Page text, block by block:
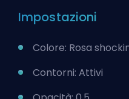
Impostazioni
Colore: Rosa
Contorni: Attivi